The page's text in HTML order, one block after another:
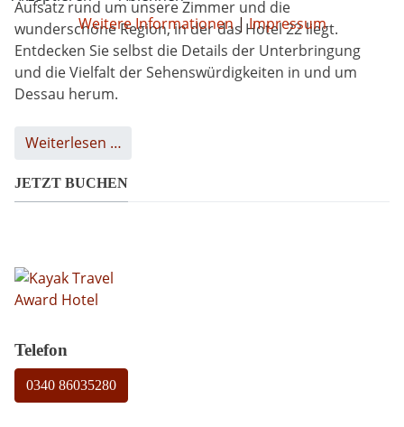
Aufsatz rund um unsere Zimmer und die
wunderschöne Region, in der das Hotel 22 liegt.
Entdecken Sie selbst die Details der Unterbringung
und die Vielfalt der Sehenswürdigkeiten in und um
Dessau herum.
Weiterlesen …
JETZT BUCHEN
Telefon
0340 86035280
Weitere Informationen|Impressum